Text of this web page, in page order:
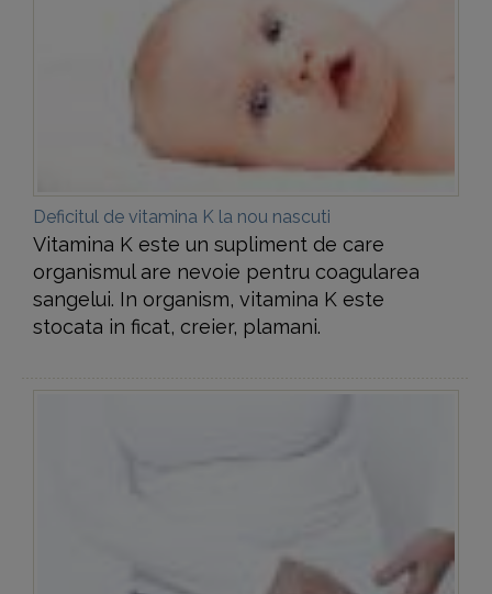
Deficitul de vitamina K la nou nascuti
Vitamina K este un supliment de care
organismul are nevoie pentru coagularea
sangelui. In organism, vitamina K este
stocata in ficat, creier, plamani.